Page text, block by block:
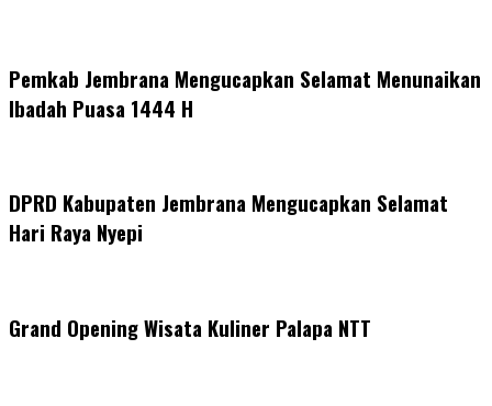
Pemkab Jembrana Mengucapkan Selamat Menunaikan
Ibadah Puasa 1444 H
DPRD Kabupaten Jembrana Mengucapkan Selamat
Hari Raya Nyepi
Grand Opening Wisata Kuliner Palapa NTT